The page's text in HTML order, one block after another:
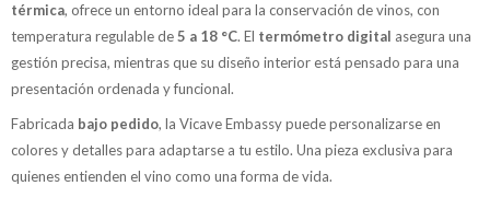
térmica, ofrece un entorno ideal para la conservación de vinos, con
temperatura regulable de5 a 18 °C. El termómetro digital asegura una
gestión precisa, mientras que su diseño interior está pensado para una
presentación ordenada y funcional.
Fabricada bajo pedido, la Vicave Embassy puede personalizarse en
colores y detalles para adaptarse a tu estilo. Una pieza exclusiva para
quienes entienden el vino como una forma de vida.